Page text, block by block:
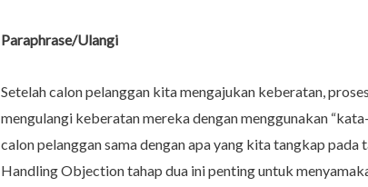
Paraphrase/Ulangi
Setelah calon pelanggan kita mengajukan keberatan,
mengulangi keberatan mereka dengan menggunakan
calon pelanggan sama dengan apa yang kita tangkap
Handling Objection tahap dua ini penting untuk